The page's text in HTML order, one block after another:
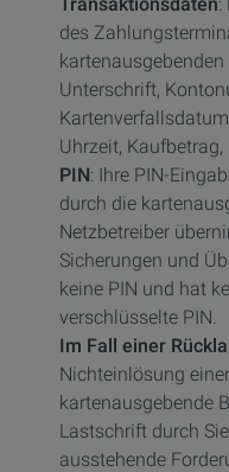
des
kartenausgebenden
Unterschrift,
Uhrzeit,
PIN: Ihre PIN-
durch die
Netzbetreiber
Sicherungen und
keine PIN und hat
verschlüsselte PIN.
Im Fall einer
Nichteinlösung
kartenausgebende
Lastschrift durch
ausstehende